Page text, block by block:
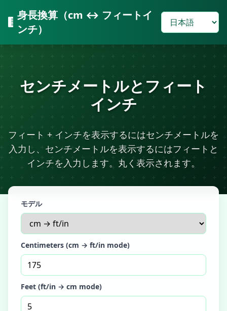
身長換算（cm ↔ フィートイ
ンチ）
センチメートルとフィート
インチ
フィート + インチを表示するにはセンチメートルを
入力し、センチメートルを表示するにはフィートと
インチを入力します。丸く表示されます。
モデル
Centimeters (cm → ft/in mode)
Feet (ft/in → cm mode)